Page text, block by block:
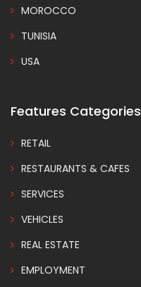
MOROCCO
TUNISIA
USA
Features Categories
RETAIL
RESTAURANTS & CAFES
SERVICES
VEHICLES
REAL ESTATE
EMPLOYMENT